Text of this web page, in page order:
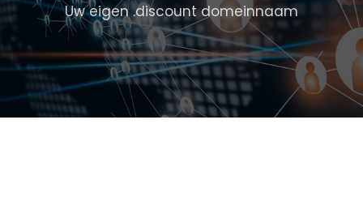
Uw eigen .discount domeinnaam